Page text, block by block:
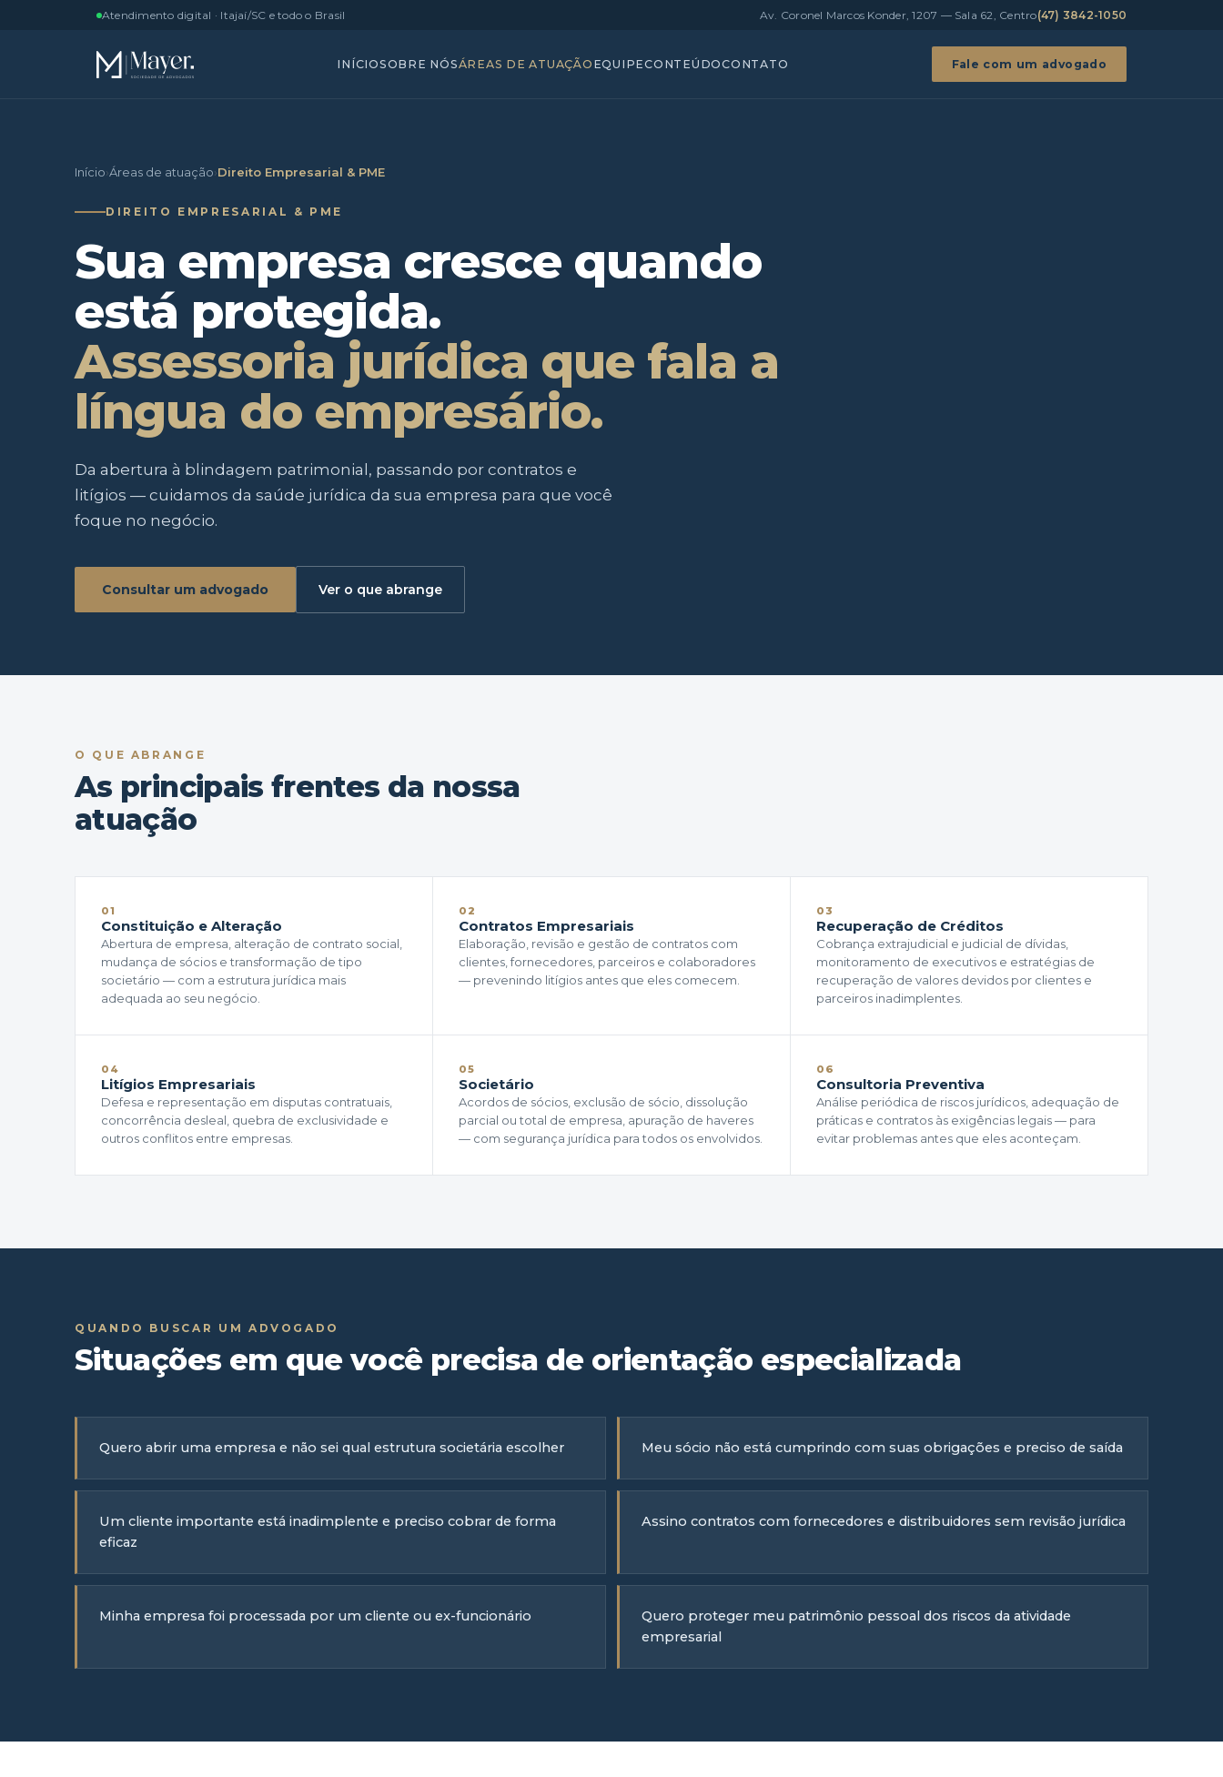
Atendimento digital · Itajaí/SC e todo o Brasil Av. Coronel Marcos Konder, 1207 — Sala 62, Centro(47) 3842-1050
INÍCIOSOBRE NÓSÁREAS DE ATUAÇÃO EQUIPECONTEÚDOCONTATO Fale com um advogado
Início›Áreas de atuação›Direito Empresarial & PME
DIREITO EMPRESARIAL & PME
Sua empresa cresce quando
está protegida.
Assessoria jurídica que fala a
língua do empresário.
Da abertura à blindagem patrimonial, passando por contratos e
litígios — cuidamos da saúde jurídica da sua empresa para que você
foque no negócio.
Consultar um advogado Ver o que abrange
O QUE ABRANGE
As principais frentes da nossa
atuação
01
Constituição e Alteração
Abertura de empresa, alteração de contrato social,
mudança de sócios e transformação de tipo
societário — com a estrutura jurídica mais
adequada ao seu negócio.
02
Contratos Empresariais
Elaboração, revisão e gestão de contratos com
clientes, fornecedores, parceiros e colaboradores
— prevenindo litígios antes que eles comecem.
03
Recuperação de Créditos
Cobrança extrajudicial e judicial de dívidas,
monitoramento de executivos e estratégias de
recuperação de valores devidos por clientes e
parceiros inadimplentes.
04
Litígios Empresariais
Defesa e representação em disputas contratuais,
concorrência desleal, quebra de exclusividade e
outros conflitos entre empresas.
05
Societário
Acordos de sócios, exclusão de sócio, dissolução
parcial ou total de empresa, apuração de haveres
— com segurança jurídica para todos os envolvidos.
06
Consultoria Preventiva
Análise periódica de riscos jurídicos, adequação de
práticas e contratos às exigências legais — para
evitar problemas antes que eles aconteçam.
QUANDO BUSCAR UM ADVOGADO
Situações em que você precisa de orientação especializada
Quero abrir uma empresa e não sei qual estrutura societária escolher Meu sócio não está cumprindo com suas obrigações e preciso de saída
Um cliente importante está inadimplente e preciso cobrar de forma
eficaz
Assino contratos com fornecedores e distribuidores sem revisão jurídica
Minha empresa foi processada por um cliente ou ex-funcionário
Quero proteger meu patrimônio pessoal dos riscos da atividade
empresarial